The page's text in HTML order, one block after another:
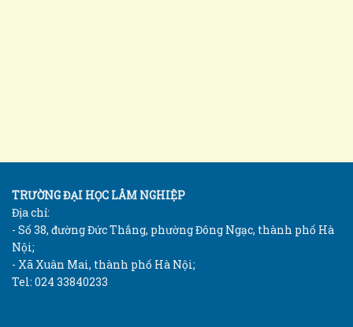
TRƯỜNG ĐẠI HỌC LÂM NGHIỆP
Địa chỉ:
- Số 38, đường Đức Thắng, phường Đông Ngạc, thành phố Hà
Nội;
- Xã Xuân Mai, thành phố Hà Nội;
Tel: 024 33840233